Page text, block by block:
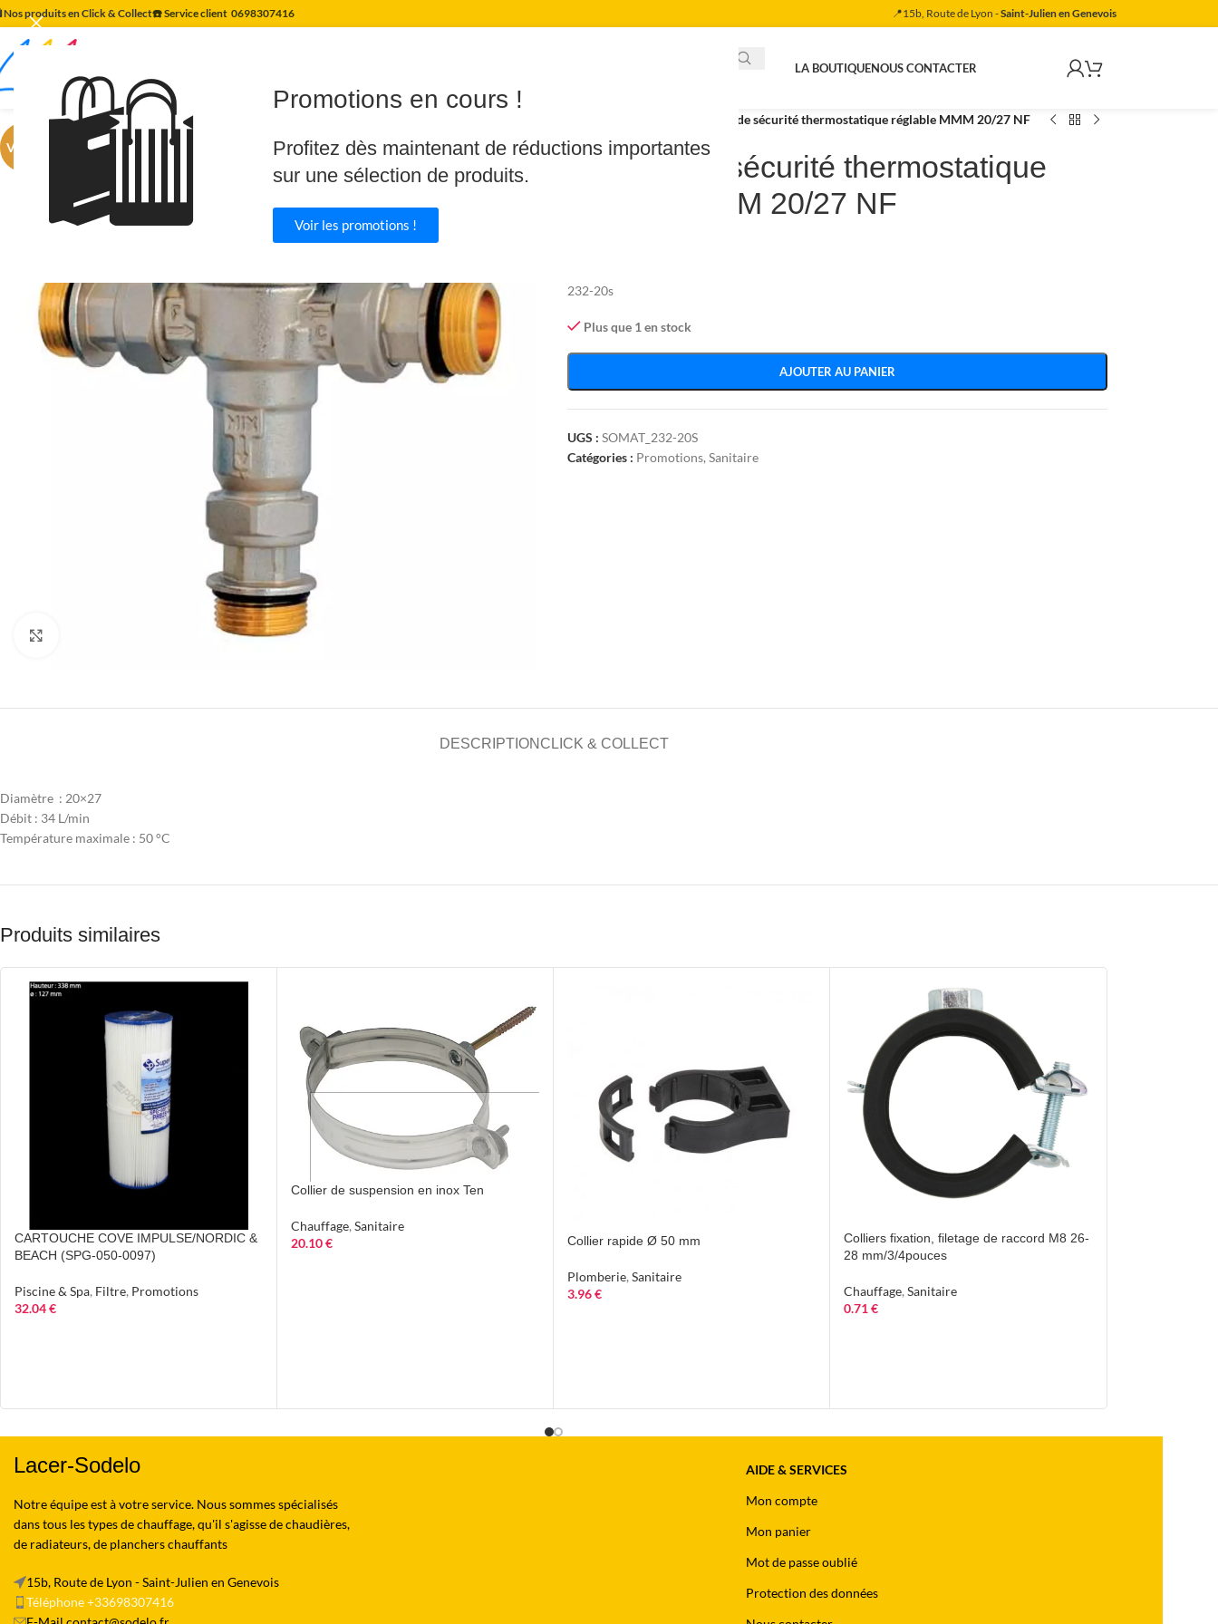
🛍️ Promotions en cours !
Profitez dès maintenant de réductions importantes
sur une sélection de produits.
Voir les promotions !
produits en Click & Collect☎️ Service client 0698307416 📍15b, Route de Lyon -Saint-Julien en Genevois
LA BOUTIQUENOUS CONTACTER
VENTE
Limiteur de sécurité thermostatique réglable MMM 20/27 NF
Limiteur de sécurité thermostatique
réglable MMM 20/27 NF
232-20s
Plus que 1 en stock
AJOUTER AU PANIER
UGS : SOMAT_232-20S
Catégories : Promotions, Sanitaire
DESCRIPTION CLICK & COLLECT
Diamètre : 20×27
Débit : 34 L/min
Température maximale : 50 °C
Produits similaires
CARTOUCHE COVE IMPULSE/NORDIC &
BEACH (SPG-050-0097)
Piscine & Spa, Filtre, Promotions
32.04€
Collier de suspension en inox Ten
Chauffage, Sanitaire
20.10€ Collier rapide Ø 50 mm
Plomberie, Sanitaire
3.96€
Colliers fixation, filetage de raccord M8 26-
28 mm/3/4pouces
Chauffage, Sanitaire
0.71€
Lacer-Sodelo
Notre équipe est à votre service. Nous sommes spécialisés
dans tous les types de chauffage, qu'il s'agisse de chaudières,
de radiateurs, de planchers chauffants
15b, Route de Lyon - Saint-Julien en Genevois
Téléphone +33698307416
AIDE & SERVICES
Mon compte
Mon panier
Mot de passe oublié
Protection des données